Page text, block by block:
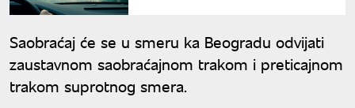
Saobraćaj će se u smeru ka Beogradu odvijati
zaustavnom saobraćajnom trakom i preticajnom
trakom suprotnog smera.